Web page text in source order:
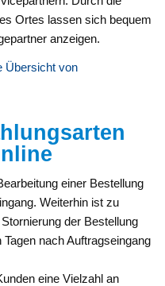
Ortes lassen sich bequem
anzeigen.
Übersicht von
einer Bestellung
Weiterhin ist zu
der Bestellung
nach Auftragseingang
eine Vielzahl an